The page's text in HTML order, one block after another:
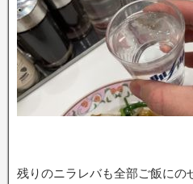
残りのニラレバも全部ご飯にの